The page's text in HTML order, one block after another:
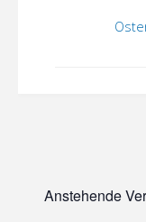
Anstehende